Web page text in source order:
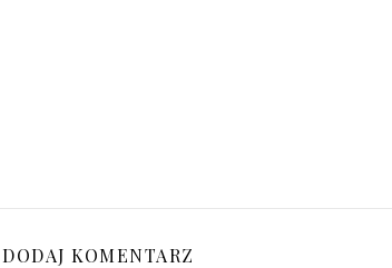
DODAJ KOMENTARZ